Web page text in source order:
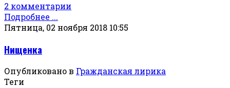
2 комментарии
Подробнее ...
Пятница, 02 ноября 2018 10:55
Нищенка
Опубликовано в Гражданская лирика
Теги